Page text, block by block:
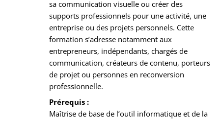
sa communication visuelle ou créer des
supports professionnels pour une activité, une
entreprise ou des projets personnels. Cette
formation s’adresse notamment aux
entrepreneurs, indépendants, chargés de
communication, créateurs de contenu, porteurs
de projet ou personnes en reconversion
professionnelle.
Prérequis :
Maîtrise de base de l’outil informatique et de la